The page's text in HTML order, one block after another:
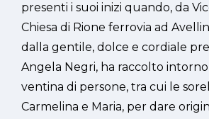
presenti i suoi inizi quando, da
Chiesa di Rione ferrovia ad
dalla gentile, dolce e cordiale
Angela Negri, ha raccolto intorno
ventina di persone, tra cui le
Carmelina e Maria, per dare